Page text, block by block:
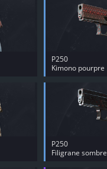
P250
Kimono pourpre
P250
Filigrane sombre